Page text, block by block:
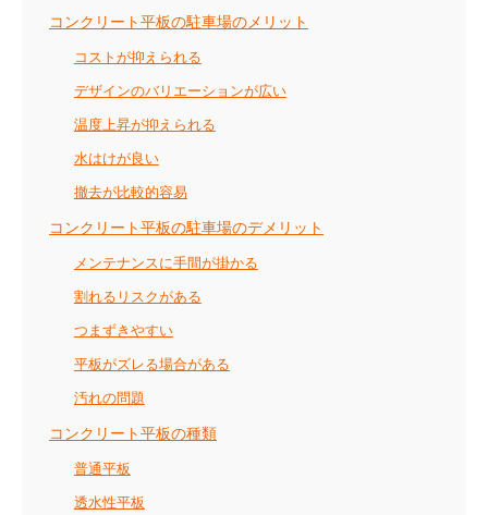
コンクリート平板の駐車場のメリット
コストが抑えられる
デザインのバリエーションが広い
温度上昇が抑えられる
水はけが良い
撤去が比較的容易
コンクリート平板の駐車場のデメリット
メンテナンスに手間が掛かる
割れるリスクがある
つまずきやすい
平板がズレる場合がある
汚れの問題
コンクリート平板の種類
普通平板
透水性平板